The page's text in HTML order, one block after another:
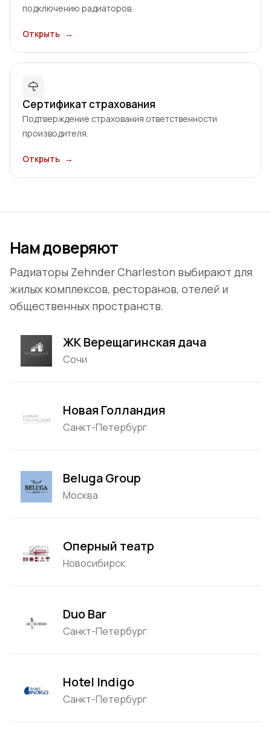
подключению радиаторов.
Открыть →
Сертификат страхования
Подтверждение страхования ответственности
производителя.
Открыть →
Нам доверяют
Радиаторы Zehnder Charleston выбирают для
жилых комплексов, ресторанов, отелей и
общественных пространств.
ЖК Верещагинская дача
Сочи
Новая Голландия
Санкт-Петербург
Beluga Group
Москва
Оперный театр
Новосибирск
Duo Bar
Санкт-Петербург
Hotel Indigo
Санкт-Петербург